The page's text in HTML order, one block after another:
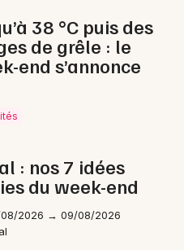
la Loire
38 °C puis des
de grêle : le
end s’annonce
: nos 7 idées
du week-end
2026 → 09/08/2026